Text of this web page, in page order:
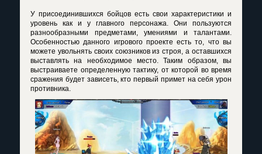
У присоединившихся бойцов есть свои характеристики и
уровень как и у главного персонажа. Они пользуются
разнообразными предметами, умениями и талантами.
Особенностью данного игрового проекте есть то, что вы
можете увольнять своих союзников из строя, а оставшихся
выставлять на необходимое место. Таким образом, вы
выстраиваете определенную тактику, от которой во время
сражения будет зависеть, кто первый примет на себя урон
противника.